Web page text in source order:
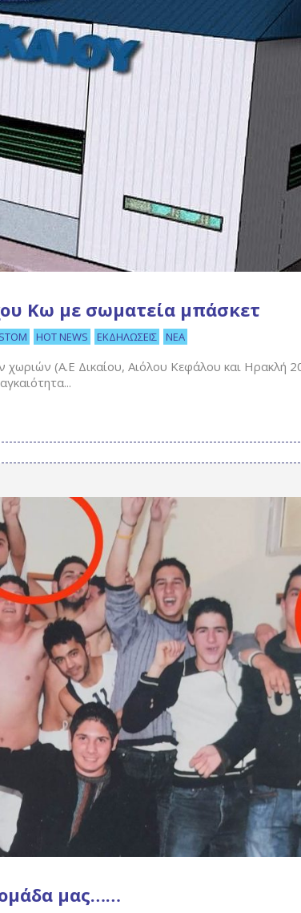
Κω με σωματεία μπάσκετ
HOT NEWS ΕΚΔΗΛΏΣΕΙΣ ΝΈΑ
(Α.Ε Δικαίου, Αιόλου Κεφάλου και Ηρακλή
μας……